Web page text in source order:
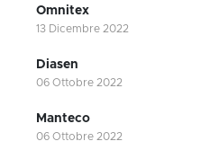
Omnitex
13 Dicembre 2022
Diasen
06 Ottobre 2022
Manteco
06 Ottobre 2022